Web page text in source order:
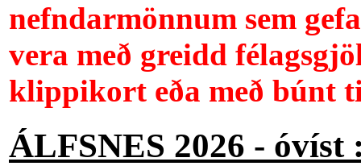
nefndarmönnum sem
vera með greidd
klippikort eða með búnt
ÁLFSNES 2026 - óvíst